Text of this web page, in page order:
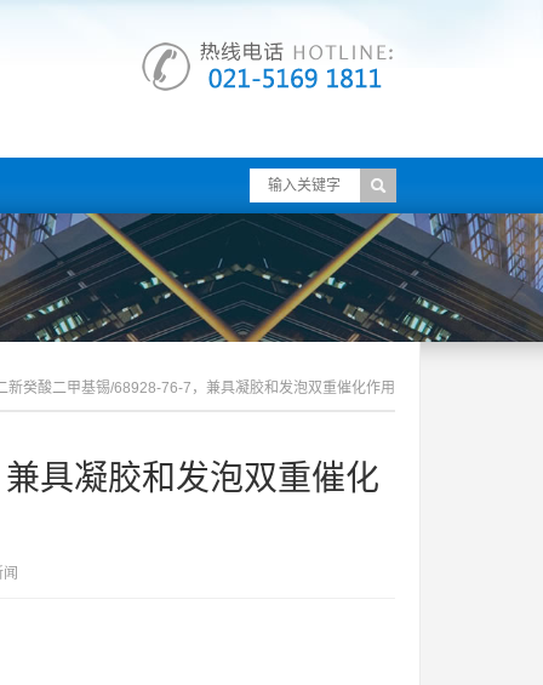
新癸酸二甲基锡/68928-76-7，兼具凝胶和发泡双重催化作用
具凝胶和发泡双重催化